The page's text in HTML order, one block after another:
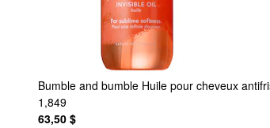
Bumble and bumble Huile pour cheveux
1,849
63,50 $